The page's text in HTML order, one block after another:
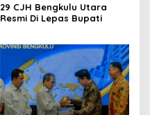
29 CJH Bengkulu Utara
Resmi Di Lepas Bupati